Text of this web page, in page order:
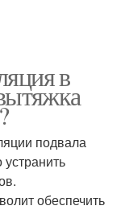
в
подвала
обеспечить